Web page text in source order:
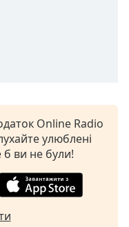
Online Radio
улюблені
б ви не були!